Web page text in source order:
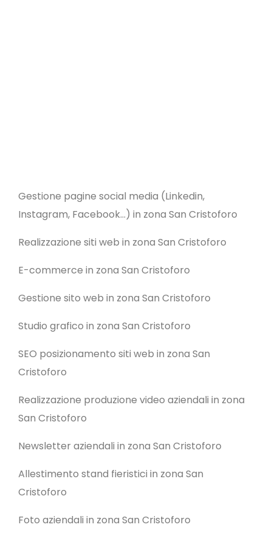
Gestione pagine social media (Linkedin,
Instagram, Facebook…) in zona San Cristoforo
Realizzazione siti web in zona San Cristoforo
E-commerce in zona San Cristoforo
Gestione sito web in zona San Cristoforo
Studio grafico in zona San Cristoforo
SEO posizionamento siti web in zona San
Cristoforo
Realizzazione produzione video aziendali in zona
San Cristoforo
Newsletter aziendali in zona San Cristoforo
Allestimento stand fieristici in zona San
Cristoforo
Foto aziendali in zona San Cristoforo